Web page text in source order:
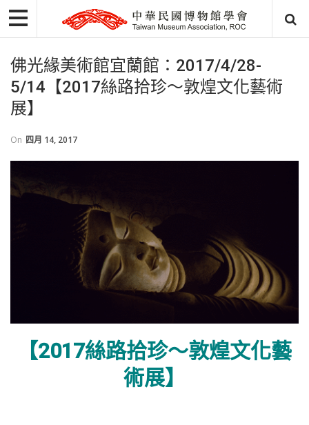
佛光緣美術館宜蘭館：2017/4/28-
5/14【2017絲路拾珍～敦煌文化藝術
展】
On 四月 14, 2017
【2017絲路拾珍～敦煌文化藝
術展】